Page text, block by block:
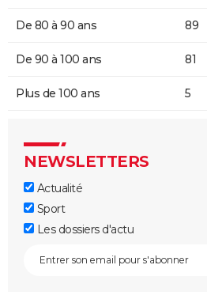
De 80 à 90 ans 89
De 90 à 100 ans 81
Plus de 100 ans 5
NEWSLETTERS
Actualité
Sport
Les dossiers d'actu